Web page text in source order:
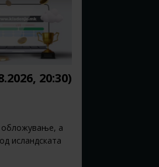
20:30)
обложување, а
исландската